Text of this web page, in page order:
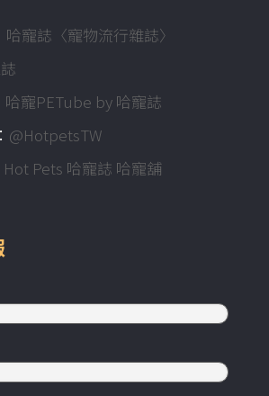
哈寵誌〈寵物流行雜誌〉
哈寵PETube by 哈寵誌
@HotpetsTW
Hot Pets 哈寵誌 哈寵舖